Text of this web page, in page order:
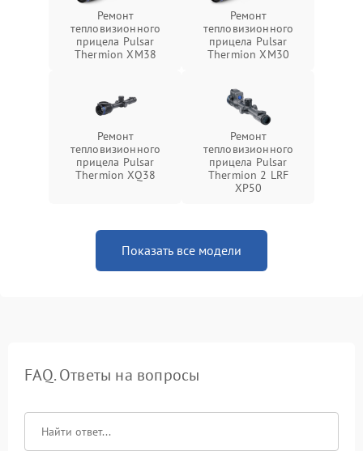
Ремонт
тепловизионного
прицела Pulsar
Thermion XM38
Ремонт
тепловизионного
прицела Pulsar
Thermion XM30
Ремонт
тепловизионного
прицела Pulsar
Thermion XQ38
Ремонт
тепловизионного
прицела Pulsar
Thermion 2 LRF
XP50
Показать все модели
FAQ. Ответы на вопросы